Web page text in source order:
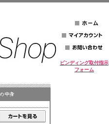
ビンディング取付指示
フォーム